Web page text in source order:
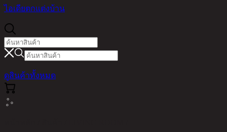
ไอเดียตกแต่งบ้าน
ดูสินค้าทั้งหมด